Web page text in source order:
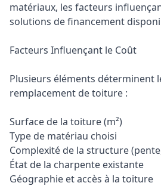
matériaux, les facteurs
solutions de financement
Facteurs Influençant le Coût
Plusieurs éléments déterminent
remplacement de toiture :
Surface de la toiture (m²)
Type de matériau choisi
Complexité de la structure
État de la charpente existante
Géographie et accès à la toiture